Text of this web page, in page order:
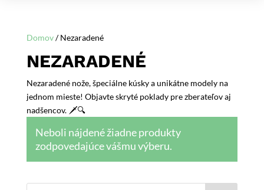
Domov/ Nezaradené
NEZARADENÉ
Nezaradené nože, špeciálne kúsky a unikátne modely na
jednom mieste! Objavte skryté poklady pre zberateľov aj
nadšencov. 🗡️🔍
Neboli nájdené žiadne produkty
zodpovedajúce vášmu výberu.